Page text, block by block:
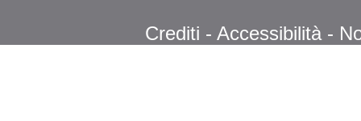
Crediti - Accessibilità -